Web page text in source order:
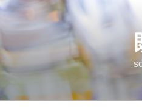
コ
テ
ン
ツ
ス